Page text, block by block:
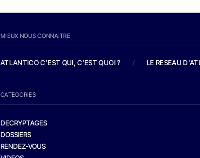
MIEUX NOUS CONNAITRE
ATLANTICO C'EST QUI, C'EST QUOI ? / LE RESEAU
CATEGORIES
DECRYPTAGES
DOSSIERS
RENDEZ-VOUS